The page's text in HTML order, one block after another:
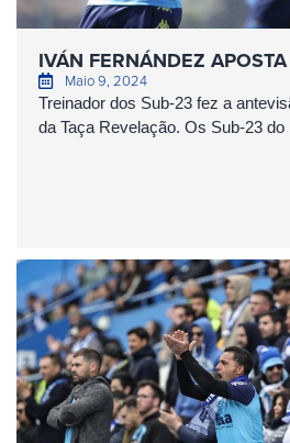
IVÁN FERNÁNDEZ
Maio 9, 2024
Treinador dos Sub-23 fez a
da Taça Revelação. Os Sub-23 do